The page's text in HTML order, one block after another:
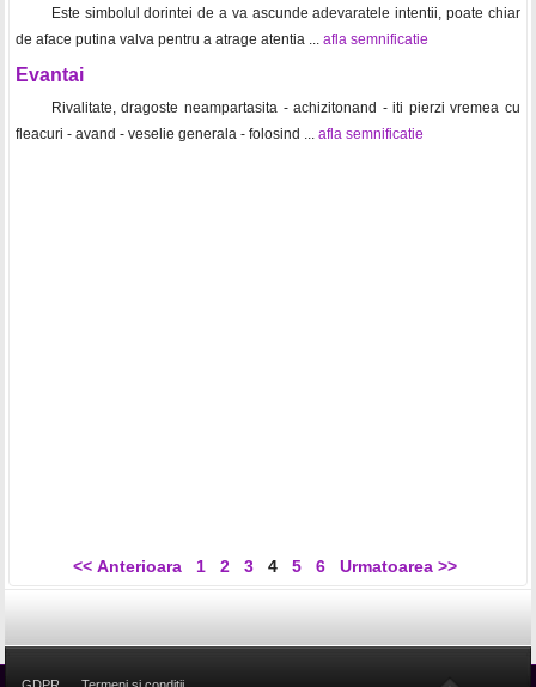
Este simbolul dorintei de a va ascunde adevaratele intentii, poate chiar
de aface putina valva pentru a atrage atentia ... afla semnificatie
Evantai
Rivalitate, dragoste neampartasita - achizitonand - iti pierzi vremea cu
fleacuri - avand - veselie generala - folosind ... afla semnificatie
<< Anterioara 1 2 3 4 5 6 Urmatoarea >>